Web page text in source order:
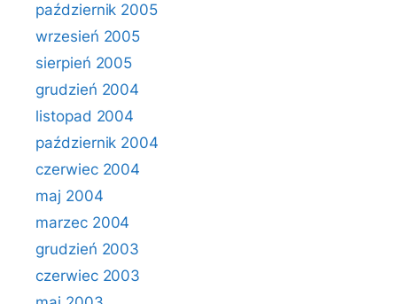
październik 2005
wrzesień 2005
sierpień 2005
grudzień 2004
listopad 2004
październik 2004
czerwiec 2004
maj 2004
marzec 2004
grudzień 2003
czerwiec 2003